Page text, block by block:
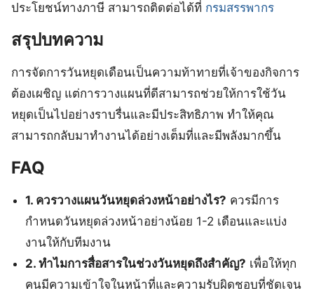
ประโยชน์ทางภาษี สามารถติดต่อได้ที่ กรมสรรพากร
สรุปบทความ
การจัดการวันหยุดเดือนเป็นความท้าทายที่เจ้าของกิจการ
ต้องเผชิญ แต่การวางแผนที่ดีสามารถช่วยให้การใช้วัน
หยุดเป็นไปอย่างราบรื่นและมีประสิทธิภาพ ทำให้คุณ
สามารถกลับมาทำงานได้อย่างเต็มที่และมีพลังมากขึ้น
FAQ
1. ควรวางแผนวันหยุดล่วงหน้าอย่างไร? ควรมีการ
กำหนดวันหยุดล่วงหน้าอย่างน้อย 1-2 เดือนและแบ่ง
งานให้กับทีมงาน
2. ทำไมการสื่อสารในช่วงวันหยุดถึงสำคัญ? เพื่อให้ทุก
คนมีความเข้าใจในหน้าที่และความรับผิดชอบที่ชัดเจน